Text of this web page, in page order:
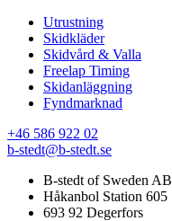
Utrustning
Skidkläder
Skidvård & Valla
Freelap Timing
Skidanläggning
Fyndmarknad
+46 586 922 02
b-stedt@b-stedt.se
B-stedt of Sweden AB
Håkanbol Station 605
693 92 Degerfors